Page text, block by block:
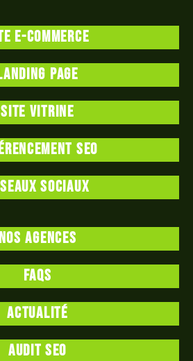
e-commerce
page
Site vitrine
SEO
sociaux
Nos agences
FAQS
Actualité
Audit SEO